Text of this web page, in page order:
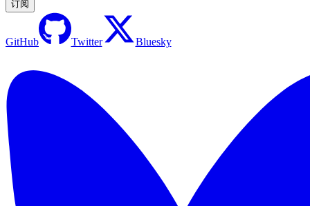
订阅
GitHub Twitter Bluesky